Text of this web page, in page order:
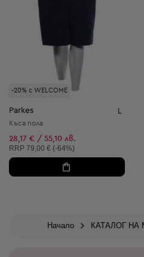
-20% с WELCOME
Parkes
Къса пола
28,17 € / 55,10 лв.
Препоръчителна цена:
RRP 79,00 € (-64%)
Начало КАТАЛОГ НА